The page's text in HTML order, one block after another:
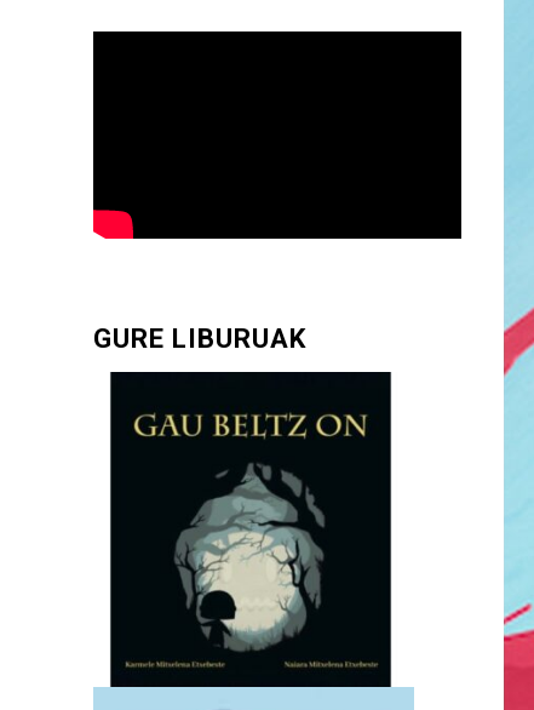
GURE LIBURUAK